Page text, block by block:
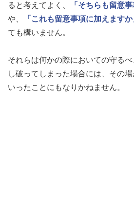
ると考えてよく、
「そちらも留意
や、
「これも留意事項に加えますか
ても構いません。
それらは何かの際においての守る
し破ってしまった場合には、その
いったことにもなりかねません。